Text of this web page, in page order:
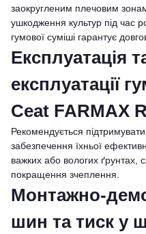
заокругленим плечовим
ушкодження культур під час
гумової суміші гарантує
Експлуатація
експлуатації
Ceat FARMAX
Рекомендується
забезпечення їхньої
важких або вологих ґрунтах,
покращення зчеплення.
Монтажно-
шин та тиск у